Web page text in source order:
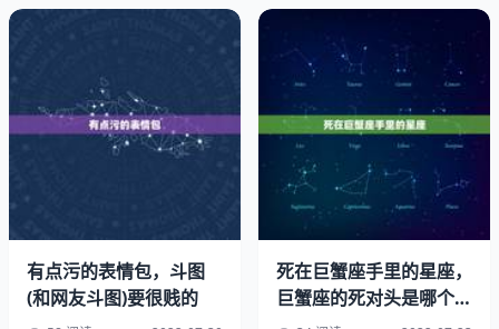
26个汉语拼音字母正确书写格式。
2、拼音的格式写法
1、首先要正确认识拼音格：上格、中格、下格；
汉语拼音书写格式(四线三格)及笔顺
的书写：a格，先写左半圆，再写竖右弯。
有点污的表情包，斗图
(和网友斗图)要很贱的
死在巨蟹座手里的星座，
巨蟹座的死对头是哪个星